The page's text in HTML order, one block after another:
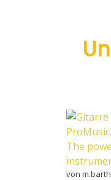
The
von m.barth